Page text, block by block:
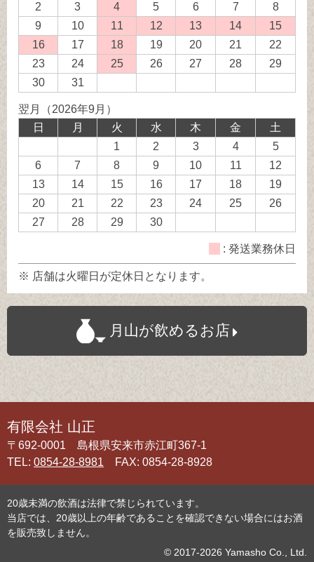
2
3 4
送
業
務
休
日
5 6 7
8
9
10 11
務
休
12
務
休
13
務
休
14
務
休
15
務
休
16発
業
務
休
17 18発
送
務
19 20 21
22
23
24 25発
26 27 28
29
30
31
翌月（2026年9月）
日
月 火 水 木 金
土
1
2 3 4
5
6
7 8 9 10 11
12
13
14 15 16 17 18
19
20
21 22 23 24 25
26
27
28 29 30
: 発送業務休日
※ 店舗は火曜日が定休日となります。
月山が飲めるお店
有限会社 山正
〒692-0001 島根県安来市赤江町367-1
TEL: 0854-28-8981 FAX: 0854-28-8928
20歳未満の飲酒は法律で禁じられています。
当店では、20歳以上の年齢であることを確認できない場合にはお酒
を販売致しません。
© 2017-2026 Yamasho Co., Ltd.